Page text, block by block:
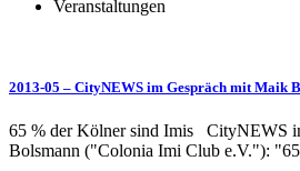
Veranstaltungen
2013-05 – CityNEWS im Gespräch mit Maik
65 % der Kölner sind Imis CityNEWS
Bolsmann ("Colonia Imi Club e.V."):